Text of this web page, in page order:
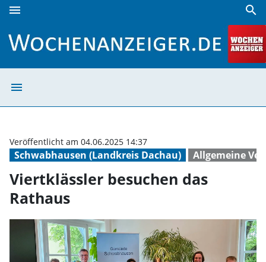
menu search
menu
Schwabhausen (Landkreis Dachau) Allgemeine
Veröffentlicht am 04.06.2025 14:37
Viertklässler besuchen das
Rathaus